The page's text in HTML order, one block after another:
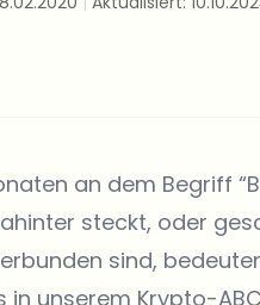
an dem Begriff
steckt, oder
sind,
unserem Krypto-